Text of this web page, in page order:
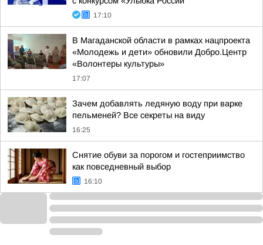
17:10
В Магаданской области в рамках нацпроекта
«Молодежь и дети» обновили Добро.Центр
«Волонтеры культуры»
17:07
Зачем добавлять ледяную воду при варке
пельменей? Все секреты на виду
16:25
Снятие обуви за порогом и гостеприимство
как повседневный выбор
16:10